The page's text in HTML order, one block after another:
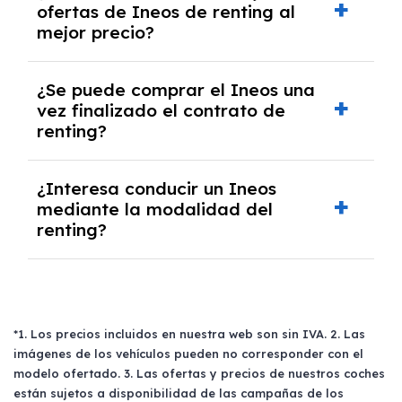
algunos casos, un informe fiscal y un pago
inicial.
ofertas de Ineos de renting al
mejor precio?
mejores ofertas de vehículos de renting con
todos los gastos incluidos y sin pagar
entradas.
¿Se puede comprar el Ineos una
vez finalizado el contrato de
renting?
renting se puede adquirir el coche. En este
caso tendrán que analizar los años, la
cantidad de kilómetros recorridos y el coste
del mercado actual.
¿Interesa conducir un Ineos
mediante la modalidad del
renting?
gusta cambiar de coche cada pocos años.
*1. Los precios incluidos en nuestra web son sin IVA. 2. Las
imágenes de los vehículos pueden no corresponder con el
modelo ofertado. 3. Las ofertas y precios de nuestros coches
están sujetos a disponibilidad de las campañas de los